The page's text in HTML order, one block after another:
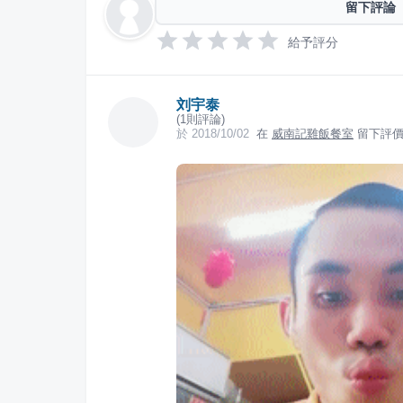
留下評論
給予評分
刘宇泰
(1則評論)
於 2018/10/02 在 威南記雞飯餐室 留下評價